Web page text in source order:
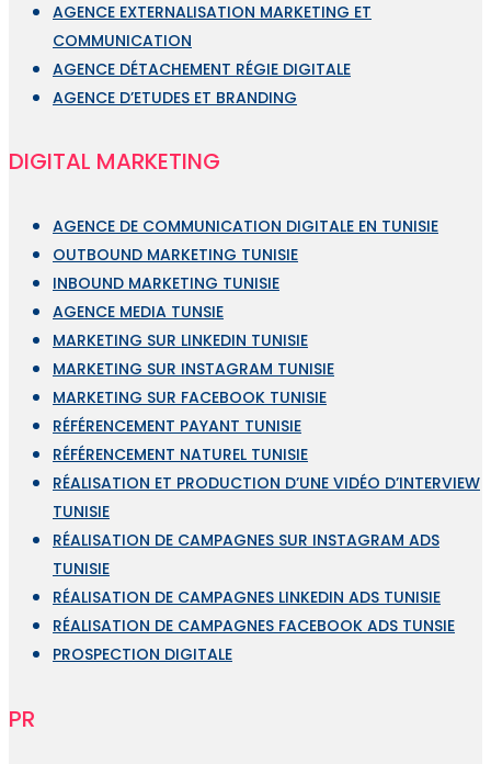
AGENCE EXTERNALISATION MARKETING ET
COMMUNICATION
AGENCE DÉTACHEMENT RÉGIE DIGITALE
AGENCE D’ETUDES ET BRANDING
DIGITAL MARKETING
AGENCE DE COMMUNICATION DIGITALE EN TUNISIE
OUTBOUND MARKETING TUNISIE
INBOUND MARKETING TUNISIE
AGENCE MEDIA TUNSIE
MARKETING SUR LINKEDIN TUNISIE
MARKETING SUR INSTAGRAM TUNISIE
MARKETING SUR FACEBOOK TUNISIE
RÉFÉRENCEMENT PAYANT TUNISIE
RÉFÉRENCEMENT NATUREL TUNISIE
RÉALISATION ET PRODUCTION D’UNE VIDÉO D’INTERVIEW
TUNISIE
RÉALISATION DE CAMPAGNES SUR INSTAGRAM ADS
TUNISIE
RÉALISATION DE CAMPAGNES LINKEDIN ADS TUNISIE
RÉALISATION DE CAMPAGNES FACEBOOK ADS TUNSIE
PROSPECTION DIGITALE
PR